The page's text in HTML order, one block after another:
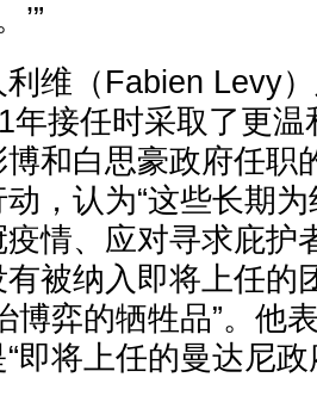
’”
维（Fabien Levy
年接任时采取了更温
和白思豪政府任职
，认为“这些长期
情、应对寻求庇护
被纳入即将上任的
博弈的牺牲品”。他
即将上任的曼达尼